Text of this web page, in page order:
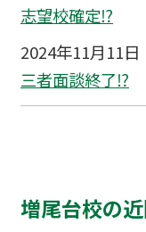
志望校確定⁉
2024年11月11日
三者面談終了⁉
増尾台校の